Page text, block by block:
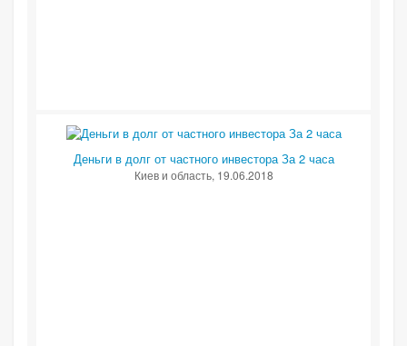
Деньги в долг от частного инвестора За 2 часа
Киев и область, 19.06.2018